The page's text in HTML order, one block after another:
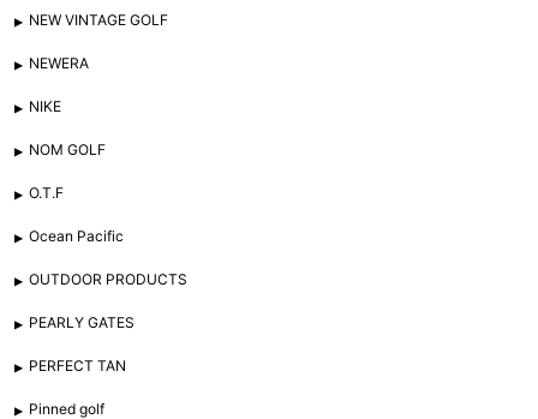
NEW VINTAGE GOLF
NEWERA
NIKE
NOM GOLF
O.T.F
Ocean Pacific
OUTDOOR PRODUCTS
PEARLY GATES
PERFECT TAN
Pinned golf